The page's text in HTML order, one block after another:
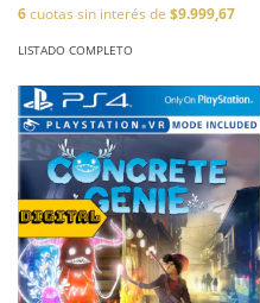
6cuotas sin interés de $9.999,67
LISTADO COMPLETO